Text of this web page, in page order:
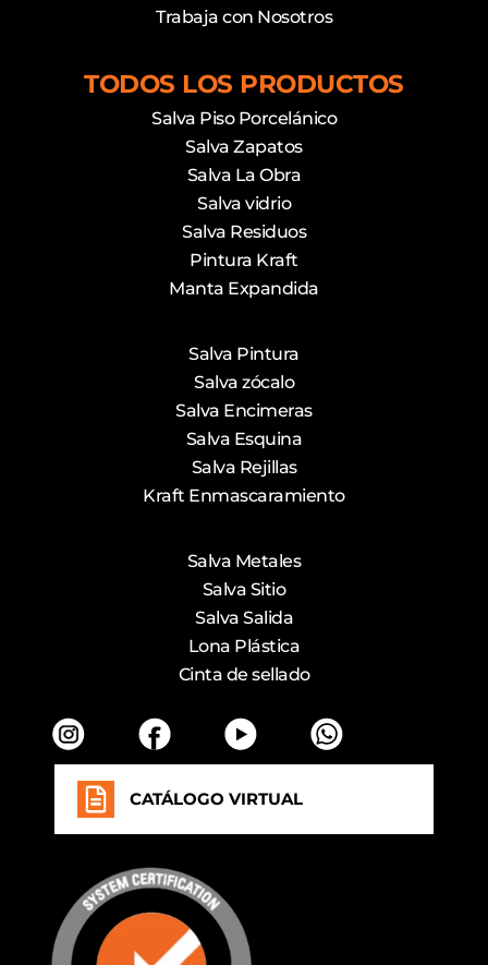
Trabaja con Nosotros
TODOS LOS PRODUCTOS
Salva Piso Porcelánico
Salva Zapatos
Salva La Obra
Salva vidrio
Salva Residuos
Pintura Kraft
Manta Expandida
Salva Pintura
Salva zócalo
Salva Encimeras
Salva Esquina
Salva Rejillas
Kraft Enmascaramiento
Salva Metales
Salva Sitio
Salva Salida
Lona Plástica
Cinta de sellado
CATÁLOGO VIRTUAL